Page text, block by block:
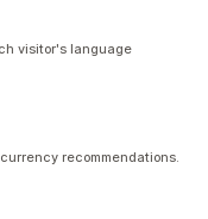
visitor's language
recommendations.